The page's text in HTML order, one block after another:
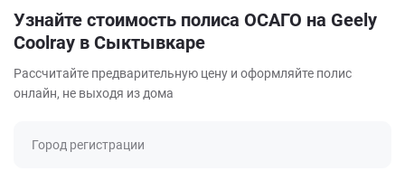
Узнайте стоимость полиса ОСАГО на Geely
Coolray в Сыктывкаре
Рассчитайте предварительную цену и оформляйте полис
онлайн, не выходя из дома
Город регистрации